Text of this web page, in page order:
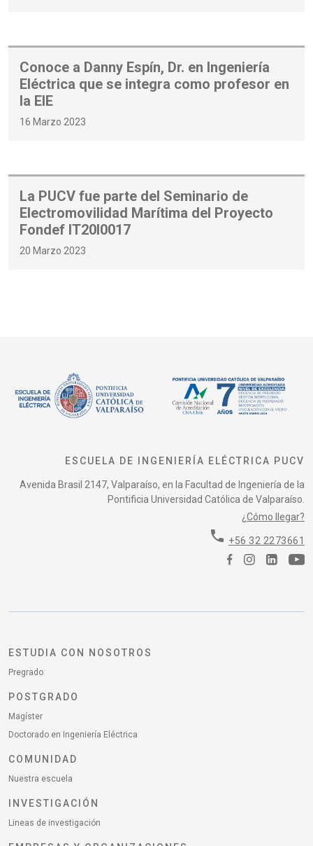
Conoce a Danny Espín, Dr. en Ingeniería
Eléctrica que se integra como profesor en
la EIE
16 Marzo 2023
La PUCV fue parte del Seminario de
Electromovilidad Marítima del Proyecto
Fondef IT20I0017
20 Marzo 2023
ESCUELA DE INGENIERÍA ELÉCTRICA PUCV
Avenida Brasil 2147, Valparaíso, en la Facultad de Ingeniería de la
Pontificia Universidad Católica de Valparaíso.
¿Cómo llegar?
phone +56 32 2273661
ESTUDIA CON NOSOTROS
Pregrado
POSTGRADO
Magíster
Doctorado en Ingeniería Eléctrica
COMUNIDAD
Nuestra escuela
INVESTIGACIÓN
Lineas de investigación